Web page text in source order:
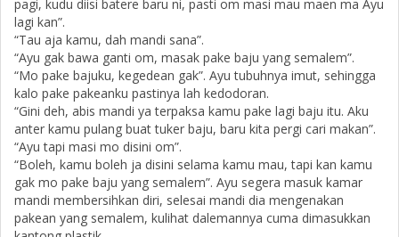
pagi, kudu diisi batere baru ni, pasti om masi mau maen ma Ayu
lagi kan”.
“Tau aja kamu, dah mandi sana”.
“Ayu gak bawa ganti om, masak pake baju yang semalem”.
“Mo pake bajuku, kegedean gak”. Ayu tubuhnya imut, sehingga
kalo pake pakeanku pastinya lah kedodoran.
“Gini deh, abis mandi ya terpaksa kamu pake lagi baju itu. Aku
anter kamu pulang buat tuker baju, baru kita pergi cari makan”.
“Ayu tapi masi mo disini om”.
“Boleh, kamu boleh ja disini selama kamu mau, tapi kan kamu
gak mo pake baju yang semalem”. Ayu segera masuk kamar
mandi membersihkan diri, selesai mandi dia mengenakan
pakean yang semalem, kulihat dalemannya cuma dimasukkan